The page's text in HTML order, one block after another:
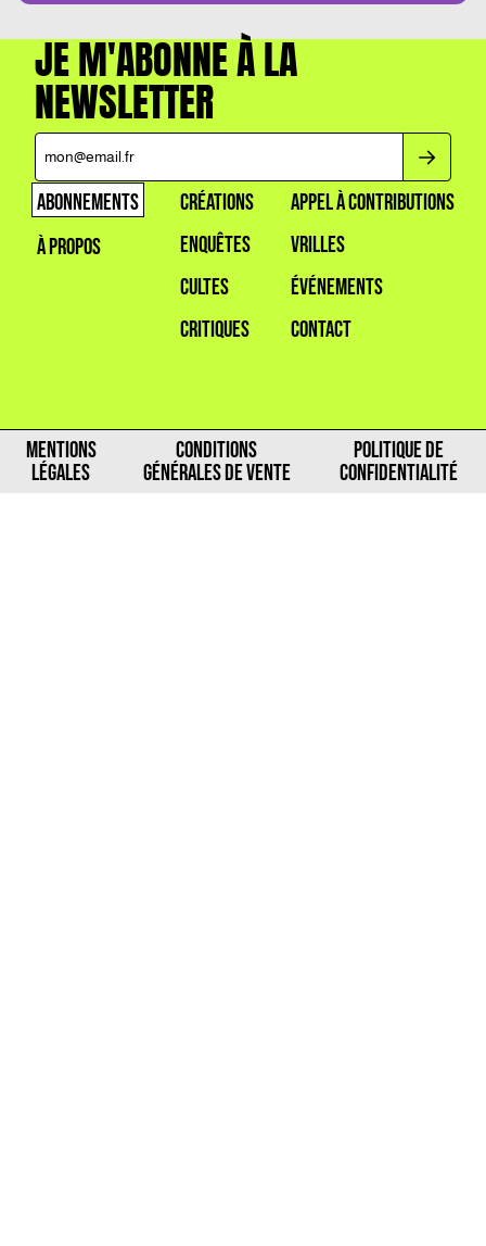
JE M'ABONNE À LA
NEWSLETTER
ABONNEMENTS
À PROPOS
CRÉATIONS
ENQUÊTES
CULTES
CRITIQUES
APPEL À CONTRIBUTIONS
VRILLES
ÉVÉNEMENTS
CONTACT
MENTIONS
LÉGALES
CONDITIONS
GÉNÉRALES DE VENTE
POLITIQUE DE
CONFIDENTIALITÉ